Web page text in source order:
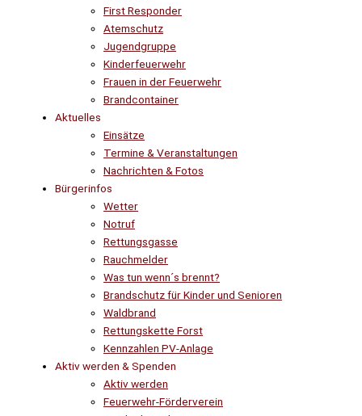
First Responder
Atemschutz
Jugendgruppe
Kinderfeuerwehr
Frauen in der Feuerwehr
Brandcontainer
Aktuelles
Einsätze
Termine & Veranstaltungen
Nachrichten & Fotos
Bürgerinfos
Wetter
Notruf
Rettungsgasse
Rauchmelder
Was tun wenn´s brennt?
Brandschutz für Kinder und Senioren
Waldbrand
Rettungskette Forst
Kennzahlen PV-Anlage
Aktiv werden & Spenden
Aktiv werden
Feuerwehr-Förderverein